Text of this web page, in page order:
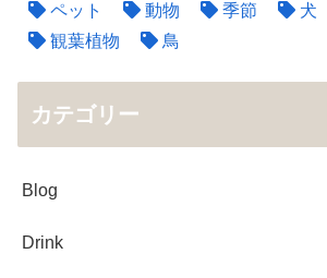
ペット
動物 季節 犬
観葉植物
鳥
カテゴリー
Blog
Drink